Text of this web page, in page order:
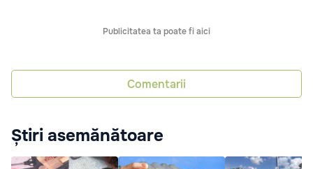
Publicitatea ta poate fi aici
Comentarii
Știri asemănătoare